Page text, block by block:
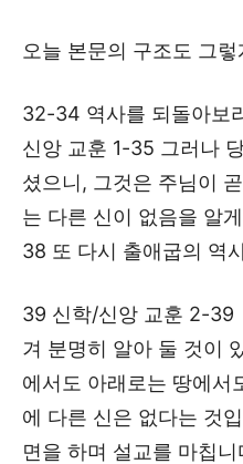
오늘 본문의 구조도 그
32-34 역사를 되돌아보
신앙 교훈 1-35 그러나
셨으니, 그것은 주님이
는 다른 신이 없음을 알
38 또 다시 출애굽의 역
39 신학/신앙 교훈 2-
겨 분명히 알아 둘 것이
에서도 아래로는 땅에서
에 다른 신은 없다는 것
면을 하며 설교를 마칩니